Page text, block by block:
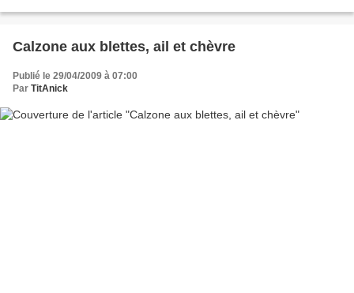
Calzone aux blettes, ail et chèvre
Publié le 29/04/2009 à 07:00
Par TitAnick